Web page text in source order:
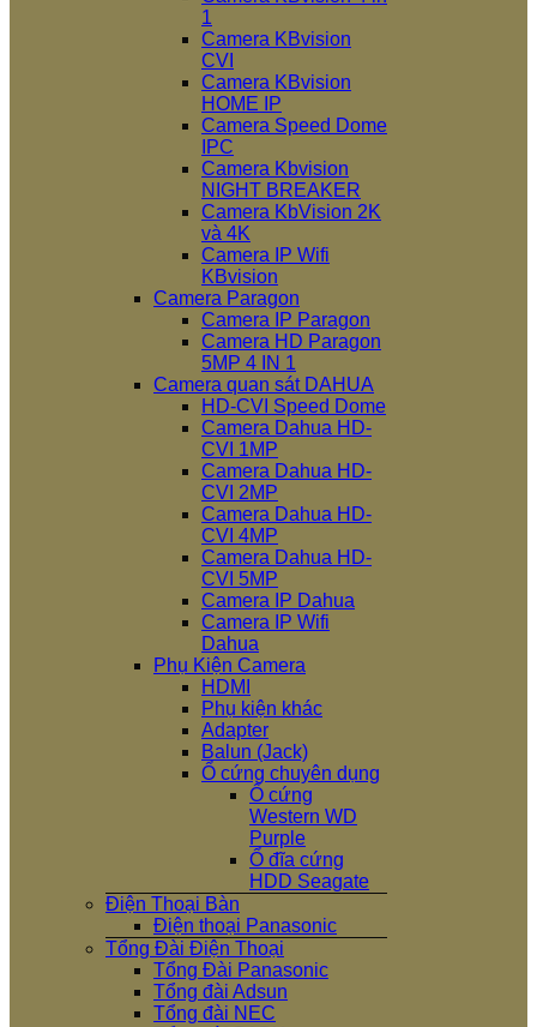
1
Camera KBvision
CVI
Camera KBvision
HOME IP
Camera Speed Dome
IPC
Camera Kbvision
NIGHT BREAKER
Camera KbVision 2K
và 4K
Camera IP Wifi
KBvision
Camera Paragon
Camera IP Paragon
Camera HD Paragon
5MP 4 IN 1
Camera quan sát DAHUA
HD-CVI Speed Dome
Camera Dahua HD-
CVI 1MP
Camera Dahua HD-
CVI 2MP
Camera Dahua HD-
CVI 4MP
Camera Dahua HD-
CVI 5MP
Camera IP Dahua
Camera IP Wifi
Dahua
Phụ Kiện Camera
HDMI
Phụ kiện khác
Adapter
Balun (Jack)
Ổ cứng chuyên dụng
Ổ cứng
Western WD
Purple
Ổ đĩa cứng
HDD Seagate
Điện Thoại Bàn
Điện thoại Panasonic
Tổng Đài Điện Thoại
Tổng Đài Panasonic
Tổng đài Adsun
Tổng đài NEC